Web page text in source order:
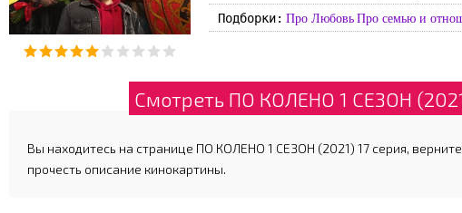
Подборки: Про Любовь Про семью и
Смотреть ПО КОЛЕНО 1 СЕЗОН
Вы находитесь на странице ПО КОЛЕНО 1 СЕЗОН (2021) 17 серия,
прочесть описание кинокартины.